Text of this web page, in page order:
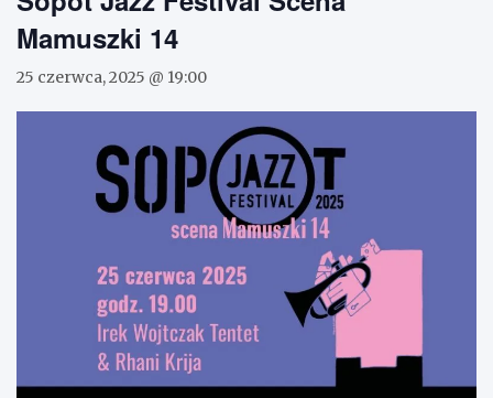
Mamuszki 14
25 czerwca, 2025 @ 19:00